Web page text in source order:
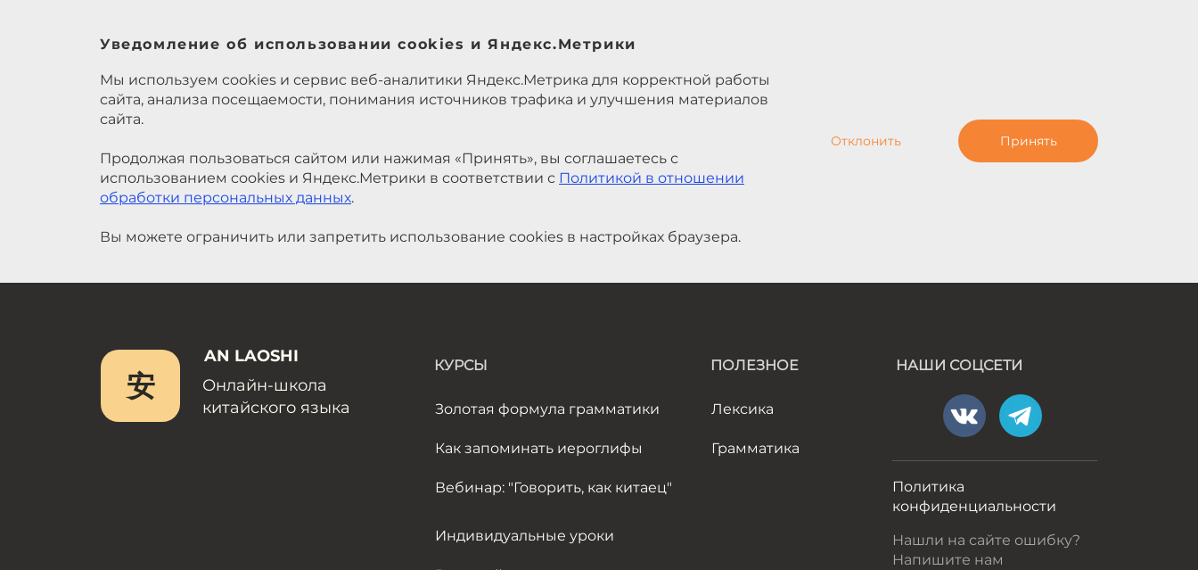
Уведомление об использовании cookies и Яндекс.Метрики
Мы используем cookies и сервис веб-аналитики Яндекс.Метрика для корректной работы
сайта, анализа посещаемости, понимания источников трафика и улучшения материалов
сайта.
Продолжая пользоваться сайтом или нажимая «Принять», вы соглашаетесь с
использованием cookies и Яндекс.Метрики в соответствии с Политикой в отношении
обработки персональных данных.
Вы можете ограничить или запретить использование cookies в настройках браузера.
Отклонить Принять
安
AN LAOSHI
Онлайн-школа
китайского языка
КУРСЫ
Золотая формула грамматики
Как запоминать иероглифы
Вебинар: "Говорить, как китаец"
Индивидуальные уроки
ПОЛЕЗНОЕ
Лексика
Грамматика
НАШИ СОЦСЕТИ
Политика
конфиденциальности
Нашли на сайте ошибку?
Напишите нам